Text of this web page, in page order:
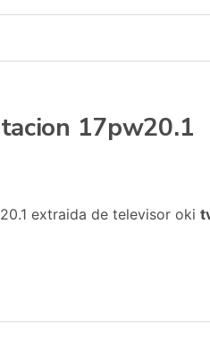
17pw20.1
extraida de televisor oki